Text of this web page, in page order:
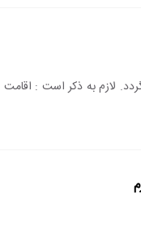
و هزینه‌ی اقامت کودک بالای 5 سال به طور کامل محاسبه